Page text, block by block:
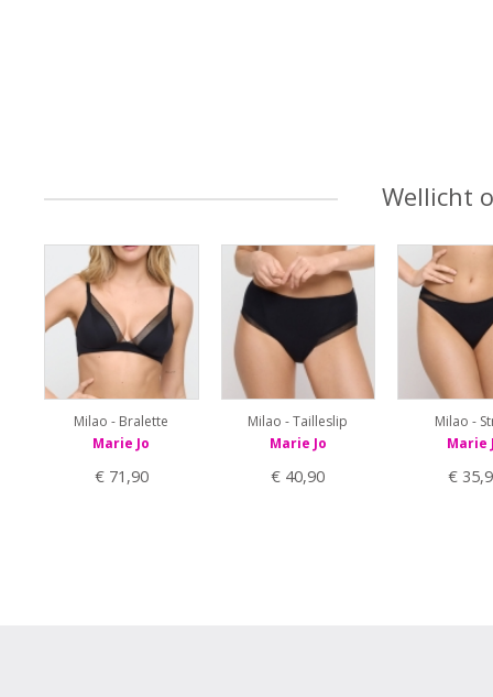
Wellicht
Milao - Bralette
Marie Jo
€ 71,90
Milao - Tailleslip
Marie Jo
€ 40,90
Milao -
Marie
€